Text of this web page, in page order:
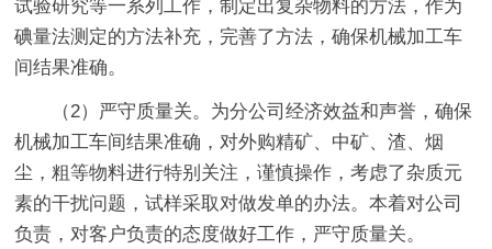
试验研究等一系列工作，制定出复杂物料的方法，作为
碘量法测定的方法补充，完善了方法，确保机械加工车
间结果准确。
（2）严守质量关。为分公司经济效益和声誉，确保
机械加工车间结果准确，对外购精矿、中矿、渣、烟
尘，粗等物料进行特别关注，谨慎操作，考虑了杂质元
素的干扰问题，试样采取对做发单的办法。本着对公司
负责，对客户负责的态度做好工作，严守质量关。